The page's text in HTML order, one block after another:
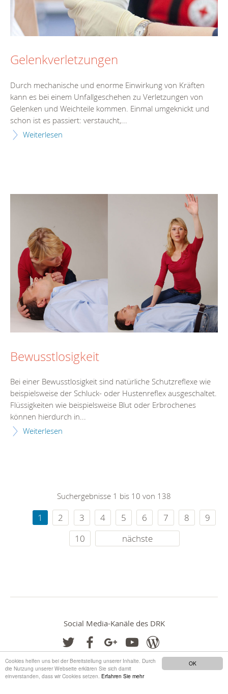
OK
Cookies helfen uns bei der Bereitstellung unserer Inhalte. Durch
die Nutzung unserer Webseite erklären Sie sich damit
einverstanden, dass wir Cookies setzen. Erfahren Sie mehr
Gelenkverletzungen
Durch mechanische und enorme Einwirkung von Kräften
kann es bei einem Unfallgeschehen zu Verletzungen von
Gelenken und Weichteile kommen. Einmal umgeknickt und
schon ist es passiert: verstaucht,...
Weiterlesen
Bewusstlosigkeit
Bei einer Bewusstlosigkeit sind natürliche Schutzreflexe wie
beispielsweise der Schluck- oder Hustenreflex ausgeschaltet.
Flüssigkeiten wie beispielsweise Blut oder Erbrochenes
können hierdurch in...
Weiterlesen
Suchergebnisse 1 bis 10 von 138
1 2 3 4 5 6 7 8
9
10
nächste
Social Media-Kanäle des DRK